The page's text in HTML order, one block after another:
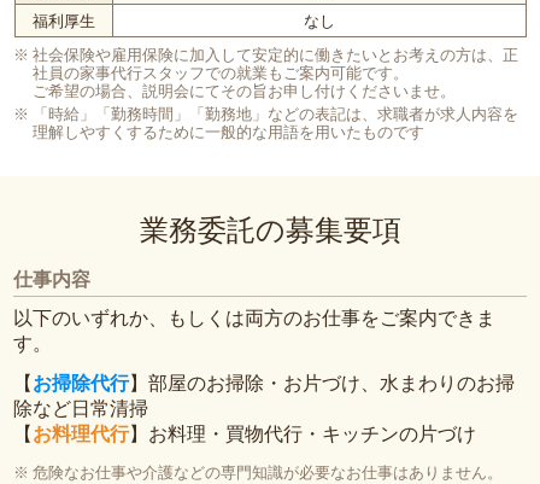
福利厚生
なし
社会保険や雇用保険に加入して安定的に働きたいとお考えの方は、正
社員の家事代行スタッフでの就業もご案内可能です。
ご希望の場合、説明会にてその旨お申し付けくださいませ。
「時給」「勤務時間」「勤務地」などの表記は、求職者が求人内容を
理解しやすくするために一般的な用語を用いたものです
業務委託の募集要項
仕事内容
以下のいずれか、もしくは両方のお仕事をご案内できま
す。
【 お掃除代行】部屋のお掃除・お片づけ、水まわりのお掃
除など日常清掃
【 お料理代行】お料理・買物代行・キッチンの片づけ
危険なお仕事や介護などの専門知識が必要なお仕事はありません。